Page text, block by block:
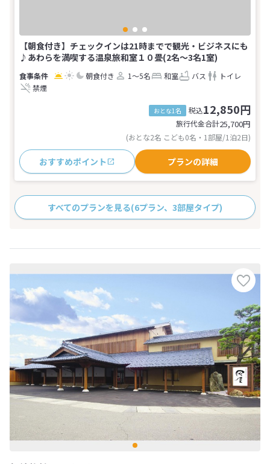
【朝食付き】チェックインは21時までで観光・ビジネスにも
♪あわらを満喫する温泉旅和室１０畳(2名～3名1室)
朝食付き 1～5名 和室 バス
トイレ
禁煙
おとな1名 税込12,850円
旅行代金合計25,700円
(おとな2名 こども0名・1部屋/1泊2日)
おすすめポイント プランの詳細
すべてのプランを見る(6プラン、3部屋タイプ)